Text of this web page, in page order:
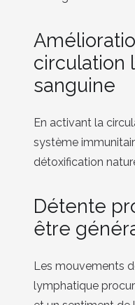
circulation
sanguine
En activant la
système
détoxification
Détente
être
Les mouvements
lymphatique